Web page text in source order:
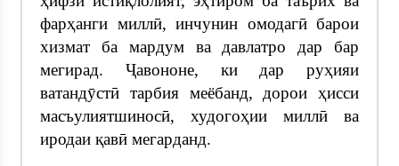
фарҳанги миллӣ, инчунин омодагӣ барои
хизмат ба мардум ва давлатро дар бар
мегирад. Ҷавононе, ки дар руҳияи
ватандӯстӣ тарбия меёбанд, дорои ҳисси
масъулиятшиносӣ, худогоҳии миллӣ ва
иродаи қавӣ мегарданд.